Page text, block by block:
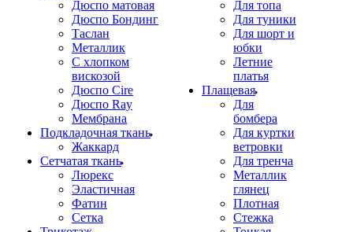
Дюспо матовая
Дюспо Бондинг
Таслан
Металлик
С хлопком
вискозой
Дюспо Cire
Дюспо Ray
Мембрана
Подкладочная ткань
Жаккард
Сетчатая ткань
Люрекс
Эластичная
Фатин
Сетка
Для топа
Для туники
Для шорт и
юбки
Летние
платья
Плащевая
Для
бомбера
Для куртки
ветровки
Для тренча
Металлик
глянец
Плотная
Стежка